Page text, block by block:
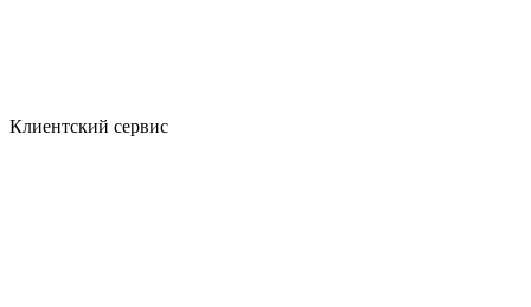
Клиентский сервис